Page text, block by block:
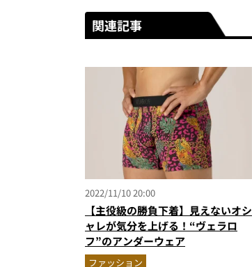
関連記事
2022/11/10 20:00
【主役級の勝負下着】見えないオシ
ャレが気分を上げる！“ヴェラロ
フ”のアンダーウェア
ファッション